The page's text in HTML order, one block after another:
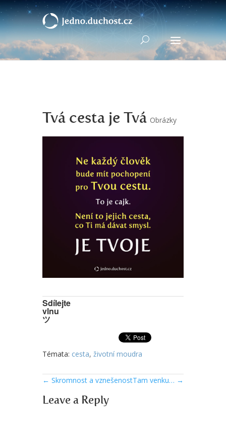
Tvá cesta je Tvá Obrázky
Sdílejte
vlnu
ツ
Témata: cesta, životní moudra
← Skromnost a vznešenostTam venku… →
Leave a Reply